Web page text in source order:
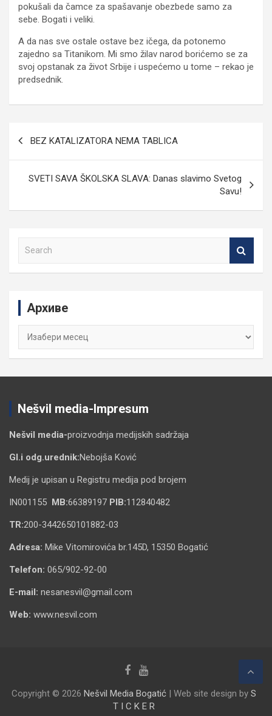
pokušali da čamce za spašavanje obezbede samo za
sebe. Bogati i veliki.
A da nas sve ostale ostave bez ičega, da potonemo
zajedno sa Titanikom. Mi smo žilav narod borićemo se za
svoj opstanak za život Srbije i uspećemo u tome – rekao je
predsednik.
BEZ KATALIZATORA NEMA TABLICA
SVETI SAVA ŠKOLSKA SLAVA: Danas slavimo Svetog
Savu!
Архиве
Архиве
Nešvil media-Impresum
Nešvil media-proizvodnja medijskih sadržaja
Gl.i odg.urednik:Nebojša Ković
Medij je upisan u Registru medija pod brojem
IN001155 MB:66389197 PIB:112840482
TR:200-3442650101882-03
Adresa: Mike Vitomirovića br.145D, 15350 Bogatić
Telefon: 065/902-92-00
E-mail: nesanesvil@gmail.com
Web: www.nesvil.com
Copyright © 2026 Nešvil Media Bogatić| Web site design by S
T I C K E R